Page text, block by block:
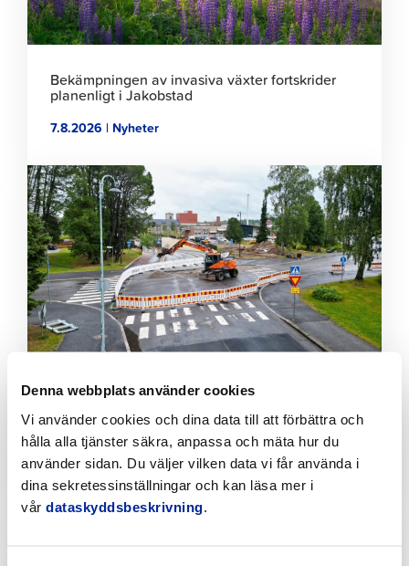
Denna webbplats använder cookies
Vi använder cookies och dina data till att förbättra och
hålla alla tjänster säkra, anpassa och mäta hur du
använder sidan. Du väljer vilken data vi får använda i
dina sekretessinställningar och kan läsa mer i
vår dataskyddsbeskrivning
Bekämpningen av invasiva växter fortskrider
planenligt i Jakobstad
7.8.2026 | Nyheter
Klicka
för
att
läsa
artikeln
Tillfälliga trafikarrangemang vid Sikören samt i
korsningen mellan Stationsvägen och
Jakobsgatan
6.8.2026 | Nyheter
Klicka